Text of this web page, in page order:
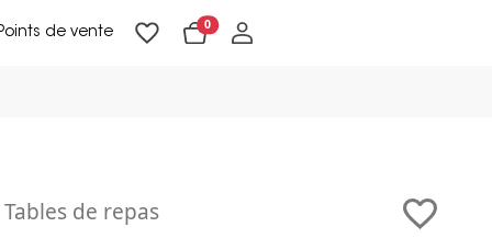
de vente 0
Tables de repas